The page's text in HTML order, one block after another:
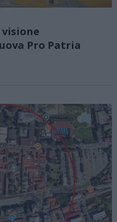
visione
Pro Patria